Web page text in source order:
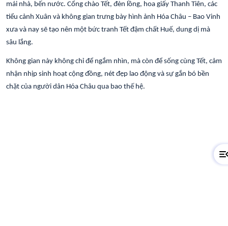
mái nhà, bến nước. Cổng chào Tết, đèn lồng, hoa giấy Thanh Tiên, các
tiểu cảnh Xuân và không gian trưng bày hình ảnh Hóa Châu – Bao Vinh
xưa và nay sẽ tạo nên một bức tranh Tết đậm chất Huế, dung dị mà
sâu lắng.
Không gian này không chỉ để ngắm nhìn, mà còn để sống cùng Tết, cảm
nhận nhịp sinh hoạt cộng đồng, nét đẹp lao động và sự gắn bó bền
chặt của người dân Hóa Châu qua bao thế hệ.